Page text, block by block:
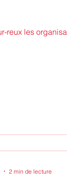
reux les
2 min de lecture